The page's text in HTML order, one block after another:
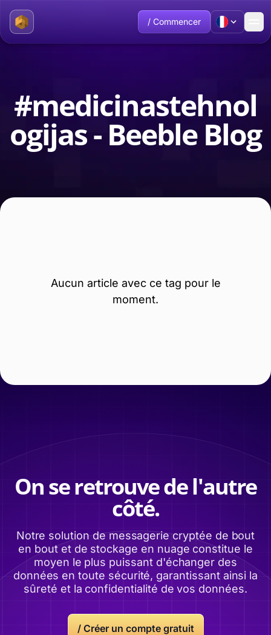
/ Commencer
#medicinastehnol
ogijas - Beeble Blog
Aucun article avec ce tag pour le
moment.
On se retrouve de l'autre
côté.
Notre solution de messagerie cryptée de bout
en bout et de stockage en nuage constitue le
moyen le plus puissant d'échanger des
données en toute sécurité, garantissant ainsi la
sûreté et la confidentialité de vos données.
/ Créer un compte gratuit